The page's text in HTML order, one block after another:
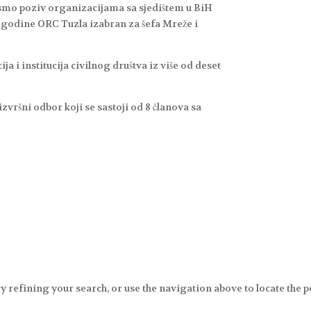
poziv organizacijama sa sjedištem u BiH
ORC Tuzla izabran za šefa Mreže i
i institucija civilnog društva iz više od deset
odbor koji se sastoji od 8 članova sa
refining your search, or use the navigation above to locate the